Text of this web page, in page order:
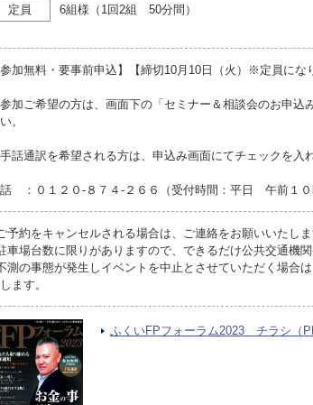
定員 6組様（1回2組 50分間）
参加無料・要事前申込】【締切10月10日（火）※定員にな
加ご希望の方は、画面下の「セミナー＆相談会のお申込
。
話通訳を希望される方は、申込み画面にてチェックを入
：０１２０-８７４-２６６（受付時間：平日 午前１０
予約をキャンセルされる場合は、ご連絡をお願いいたしま
車場台数に限りがありますので、できるだけ公共交通機関
測の事態が発生しイベントを中止とさせていただく場合
ます。
ふくいFPフォーラム2023 チラシ（